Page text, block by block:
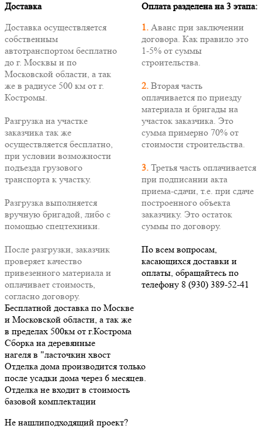
Доставка
Доставка осуществляется
собственным
автотранспортом бесплатно
до г. Москвы и по
Московской области, а так
же в радиусе 500 км от г.
Костромы.
Разгрузка на участке
заказчика так же
осуществляется бесплатно,
при условии возможности
подъезда грузового
транспорта к участку.
Разгрузка выполняется
вручную бригадой, либо с
помощью спецтехники.
После разгрузки, заказчик
проверяет качество
привезенного материала и
оплачивает стоимость,
согласно договору.
Оплата разделена на 3 этапа:
1.Аванс при заключении
договора. Как правило это
1-5% от суммы
строительства.
2.Вторая часть
оплачивается по приезду
материала и бригады на
участок заказчика. Это
сумма примерно 70% от
стоимости строительства.
3.Третья часть оплачивается
при подписании акта
приема-сдачи, т.е. при сдаче
построенного объекта
заказчику. Это остаток
суммы по договору.
По всем вопросам,
касающихся доставки и
оплаты, обращайтесь по
телефону 8 (930) 389-52-41
Бесплатной доставка по Москве
и Московской области, а так же
в пределах 500км от г.Кострома
Сборка на деревянные
нагеля в "ласточкин хвост
Отделка дома производится только
после усадки дома через 6 месяцев.
Отделка не входит в стоимость
базовой комплектации
Не нашлиподходящий проект?